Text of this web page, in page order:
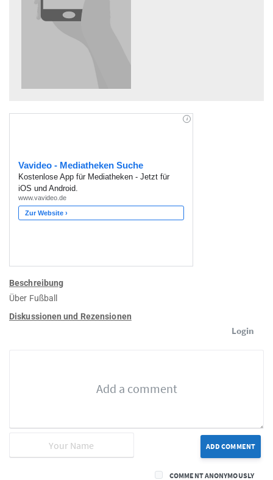
Beschreibung
Über Fußball
Diskussionen und Rezensionen
Login
ADD COMMENT
COMMENT ANONYMOUSLY